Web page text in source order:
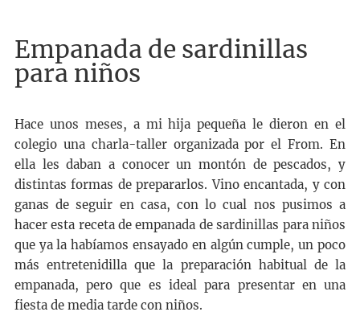
Empanada de sardinillas
para niños
Hace unos meses, a mi hija pequeña le dieron en el
colegio una charla-taller organizada por el From. En
ella les daban a conocer un montón de pescados, y
distintas formas de prepararlos. Vino encantada, y con
ganas de seguir en casa, con lo cual nos pusimos a
hacer esta receta de empanada de sardinillas para niños
que ya la habíamos ensayado en algún cumple, un poco
más entretenidilla que la preparación habitual de la
empanada, pero que es ideal para presentar en una
fiesta de media tarde con niños.